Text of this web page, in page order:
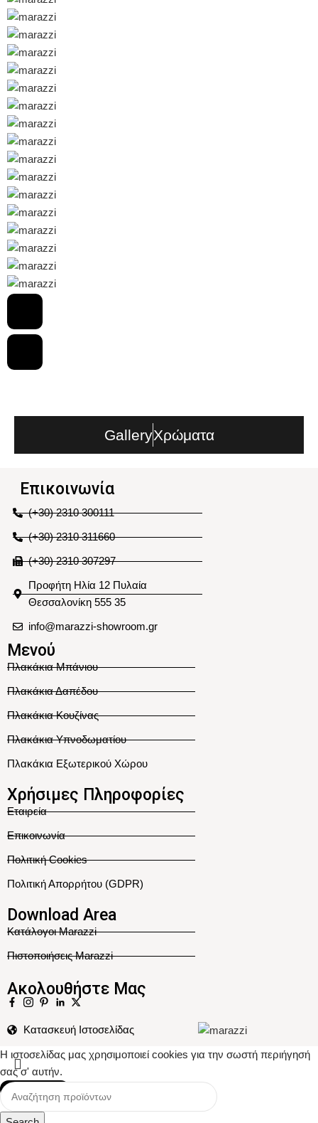
GalleryΧρώματα
Επικοινωνία
(+30) 2310 300111
(+30) 2310 311660
(+30) 2310 307297
Προφήτη Ηλία 12 Πυλαία
Θεσσαλονίκη 555 35
info@marazzi-showroom.gr
Μενού
Πλακάκια Μπάνιου
Πλακάκια Δαπέδου
Πλακάκια Κουζίνας
Πλακάκια Υπνοδωματίου
Πλακάκια Εξωτερικού Χώρου
Χρήσιμες Πληροφορίες
Εταιρεία
Επικοινωνία
Πολιτική Cookies
Πολιτική Απορρήτου (GDPR)
Download Area
Κατάλογοι Marazzi
Πιστοποιήσεις Marazzi
Ακολουθήστε Μας
Κατασκευή Ιστοσελίδας
Η ιστοσελίδας μας χρησιμοποιεί cookies για την σωστή περιήγησή
σας σ' αυτήν.